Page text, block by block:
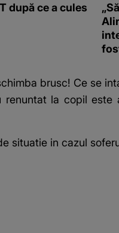
după ce a cules
brusc! Ce se
renuntat la copil
situatie in cazul